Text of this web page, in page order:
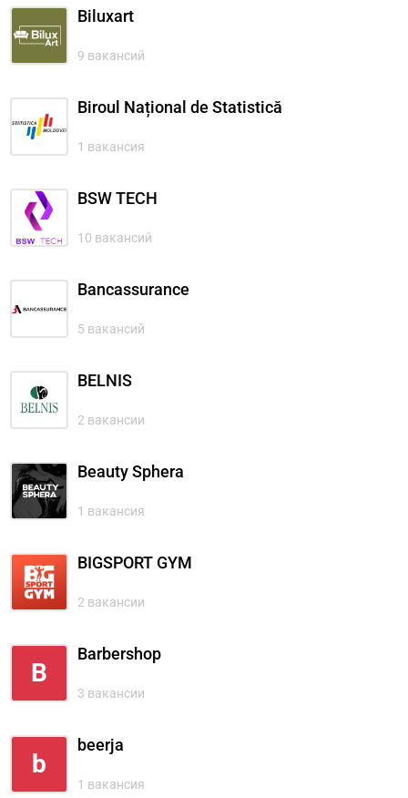
Biluxart
9 вакансий
Biroul Național de Statistică
1 вакансия
BSW TECH
10 вакансий
Bancassurance
5 вакансий
BELNIS
2 вакансии
Beauty Sphera
1 вакансия
BIGSPORT GYM
2 вакансии
B
Barbershop
3 вакансии
b
beerja
1 вакансия